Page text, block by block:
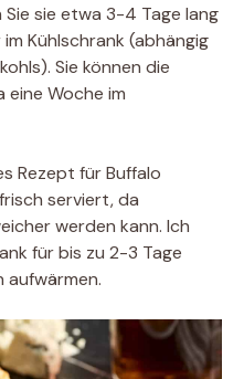
sie etwa 3-4 Tage lang
Kühlschrank (abhängig
Sie können die
Woche im
Rezept für Buffalo
serviert, da
werden kann. Ich
für bis zu 2-3 Tage
aufwärmen.